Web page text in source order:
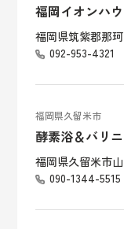
福岡イオンハ
福岡県筑紫郡那
092-953-4321
福岡県久留米市
酵素浴＆バリ
福岡県久留米市
090-1344-5515